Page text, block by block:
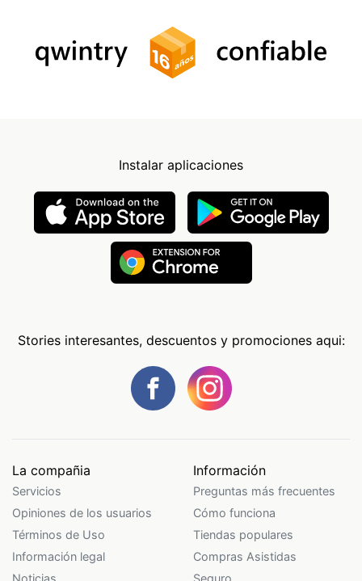
Instalar aplicaciones
Stories interesantes, descuentos y promociones aqui:
La compañia
Servicios
Opiniones de los usuarios
Términos de Uso
Información legal
Información
Preguntas más frecuentes
Cómo funciona
Tiendas populares
Compras Asistidas